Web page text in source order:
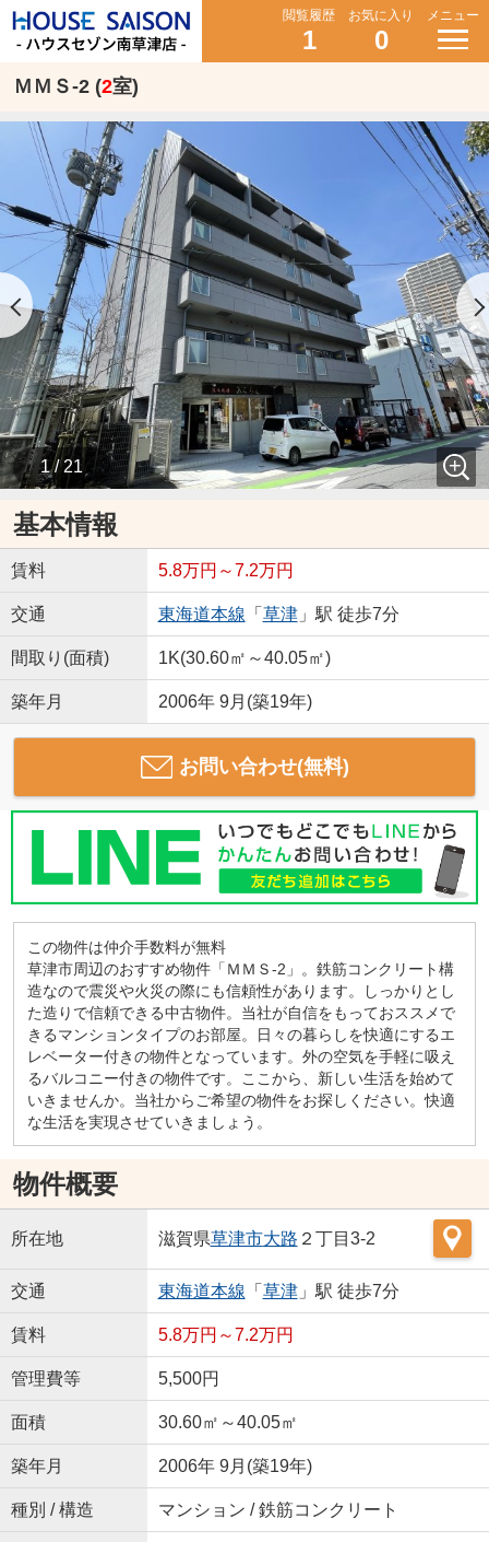
閲覧履歴
1
お気に入り
0
メニュー
ＭＭＳ-2 (2室)
1 / 21
基本情報
賃料 5.8万円～7.2万円
交通 東海道本線 「 草津」駅 徒歩7分
間取り(面積) 1K(30.60㎡～40.05㎡)
築年月 2006年 9月(築19年)
お問い合わせ(無料)
この物件は仲介手数料が無料
草津市周辺のおすすめ物件「ＭＭＳ-2」。鉄筋コンクリート構
造なので震災や火災の際にも信頼性があります。しっかりとし
た造りで信頼できる中古物件。当社が自信をもっておススメで
きるマンションタイプのお部屋。日々の暮らしを快適にするエ
レベーター付きの物件となっています。外の空気を手軽に吸え
るバルコニー付きの物件です。ここから、新しい生活を始めて
いきませんか。当社からご希望の物件をお探しください。快適
な生活を実現させていきましょう。
物件概要
所在地 滋賀県草津市大路 ２丁目3-2
交通 東海道本線 「 草津」駅 徒歩7分
賃料 5.8万円～7.2万円
管理費等 5,500円
面積 30.60㎡～40.05㎡
築年月 2006年 9月(築19年)
種別 / 構造 マンション / 鉄筋コンクリート